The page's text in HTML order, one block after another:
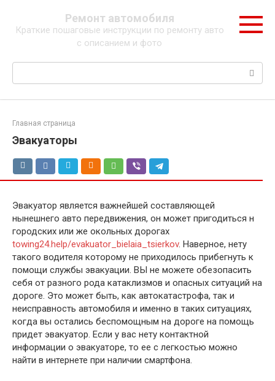
контенту
Ремонт автомобиля
Краткие пошаговые инструкции по ремонту авто
с описанием и фото
Поиск:
Главная страница
Эвакуаторы
Эвакуатор является важнейшей составляющей
нынешнего авто передвижения, он может пригодиться н
городских или же окольных дорогах
towing24.help/evakuator_bielaia_tsierkov. Наверное, нету
такого водителя которому не приходилось прибегнуть к
помощи службы эвакуации. ВЫ не можете обезопасить
себя от разного рода катаклизмов и опасных ситуаций на
дороге. Это может быть, как автокатастрофа, так и
неисправность автомобиля и именно в таких ситуациях,
когда вы остались беспомощным на дороге на помощь
придет эвакуатор. Если у вас нету контактной
информации о эвакуаторе, то ее с легкостью можно
найти в интернете при наличии смартфона.